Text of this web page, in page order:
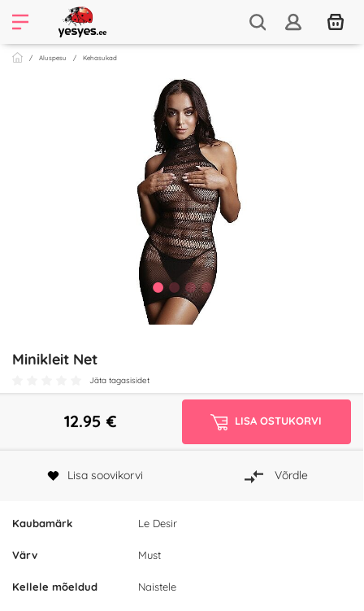
Aluspesu Kehasukad
Minikleit Net
Jäta tagasisidet
Kaubamärk Le Desir
Värv Must
Kellele mõeldud Naistele
12.95 € LISA OSTUKORVI
Lisa soovikorvi Võrdle